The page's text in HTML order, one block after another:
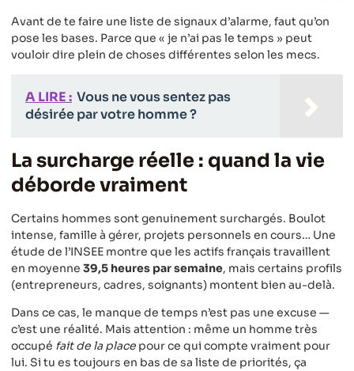
Avant de te faire une liste de signaux d’alarme, faut qu’on
pose les bases. Parce que « je n’ai pas le temps » peut
vouloir dire plein de choses différentes selon les mecs.
A LIRE : Vous ne vous sentez pas
désirée par votre homme ?
La surcharge réelle : quand la vie
déborde vraiment
Certains hommes sont genuinement surchargés. Boulot
intense, famille à gérer, projets personnels en cours… Une
étude de l’INSEE montre que les actifs français travaillent
en moyenne 39,5 heures par semaine, mais certains profils
(entrepreneurs, cadres, soignants) montent bien au-delà.
Dans ce cas, le manque de temps n’est pas une excuse —
c’est une réalité. Mais attention : même un homme très
occupé fait de la place pour ce qui compte vraiment pour
lui. Si tu es toujours en bas de sa liste de priorités, ça